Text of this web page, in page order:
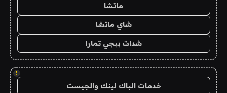
ماتشا
شاي ماتشا
شدات ببجي تمارا
!
خدمات الباك لينك والجيست